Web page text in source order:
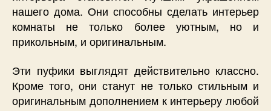
нашего дома. Они способны сделать интерьер
комнаты не только более уютным, но и
прикольным, и оригинальным.
Эти пуфики выглядят действительно классно.
Кроме того, они станут не только стильным и
оригинальным дополнением к интерьеру любой